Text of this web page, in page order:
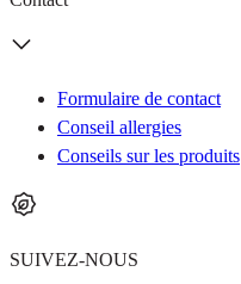
Formulaire de contact
Conseil allergies
Conseils sur les produits
SUIVEZ-NOUS